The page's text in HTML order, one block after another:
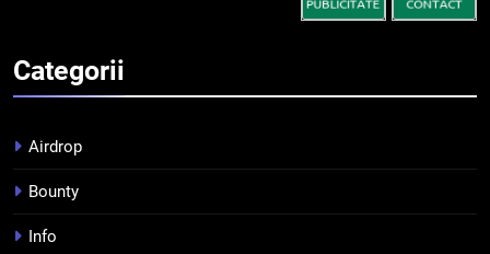
la 1 iulie în România
3
Pariuri cu plata în crypto:
4
Categorii
Airdrop
Bounty
Info